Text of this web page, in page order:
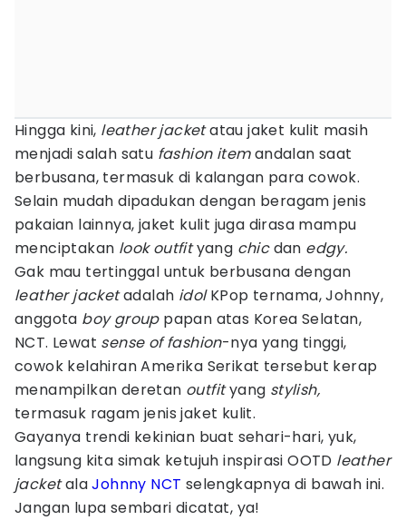
Hingga kini, leather jacketatau jaket kulit masih
menjadi salah satu fashion itemandalan saat
berbusana, termasuk di kalangan para cowok.
Selain mudah dipadukan dengan beragam jenis
pakaian lainnya, jaket kulit juga dirasa mampu
menciptakan look outfityang chicdan edgy.
Gak mau tertinggal untuk berbusana dengan
leather jacketadalah idolKPop ternama, Johnny,
anggota boy grouppapan atas Korea Selatan,
NCT. Lewat sense of fashion-nya yang tinggi,
cowok kelahiran Amerika Serikat tersebut kerap
menampilkan deretan outfityang stylish,
termasuk ragam jenis jaket kulit.
Gayanya trendi kekinian buat sehari-hari, yuk,
langsung kita simak ketujuh inspirasi OOTD leather
jacketalaJohnny NCT selengkapnya di bawah ini.
Jangan lupa sembari dicatat, ya!